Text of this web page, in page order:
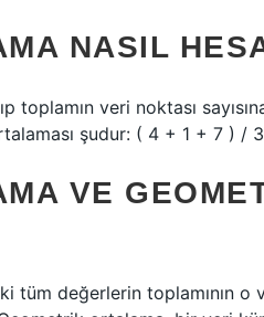
NASIL
toplamın veri noktası
şudur: ( 4 + 1 + 7 ) /
VE
değerlerin toplamının o